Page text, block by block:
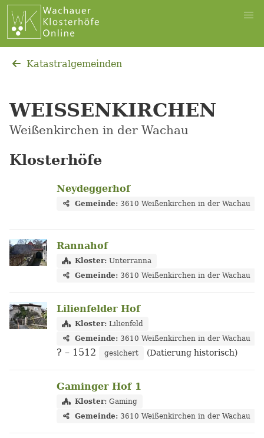
Katastralgemeinden
WEISSENKIRCHEN
Weißenkirchen in der Wachau
Klosterhöfe
Neydeggerhof
Gemeinde:3610 Weißenkirchen in der Wachau
Rannahof
Kloster:Unterranna
Gemeinde:3610 Weißenkirchen in der Wachau
Lilienfelder Hof
Kloster:Lilienfeld
Gemeinde:3610 Weißenkirchen in der Wachau
? – 1512 gesichert (Datierung historisch)
Gaminger Hof 1
Kloster:Gaming
Gemeinde:3610 Weißenkirchen in der Wachau